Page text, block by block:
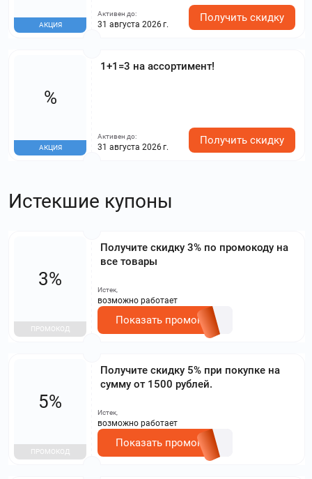
АКЦИЯ
Активен до:
31 августа 2026 г.
Получить скидку
1+1=3 на ассортимент!
%
АКЦИЯ
Активен до:
31 августа 2026 г.
Получить скидку
Истекшие купоны
Получите скидку 3% по промокоду на
все товары
3%
ПРОМОКОД
Истек,
возможно работает
Показать промокод
Получите скидку 5% при покупке на
сумму от 1500 рублей.
5%
ПРОМОКОД
Истек,
возможно работает
Показать промокод